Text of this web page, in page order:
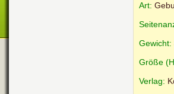
Art:
Gewicht:
Größe
Verlag: